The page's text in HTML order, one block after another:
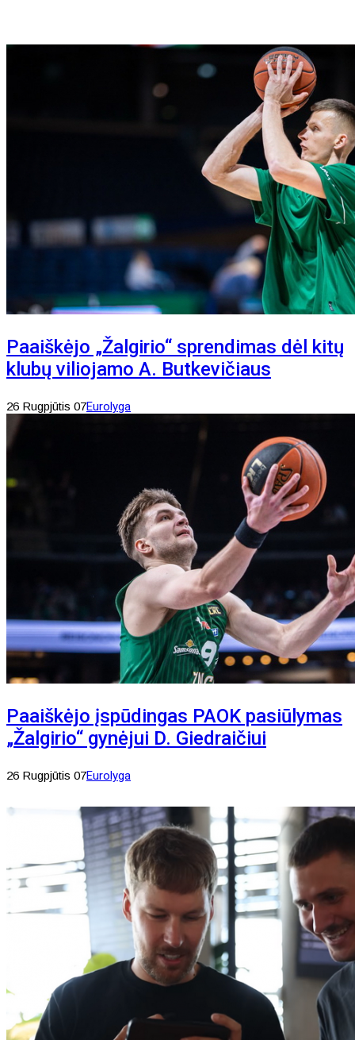
Paaiškėjo „Žalgirio“ sprendimas dėl kitų
klubų viliojamo A. Butkevičiaus
26 Rugpjūtis 07Eurolyga
Paaiškėjo įspūdingas PAOK pasiūlymas
„Žalgirio“ gynėjui D. Giedraičiui
26 Rugpjūtis 07Eurolyga